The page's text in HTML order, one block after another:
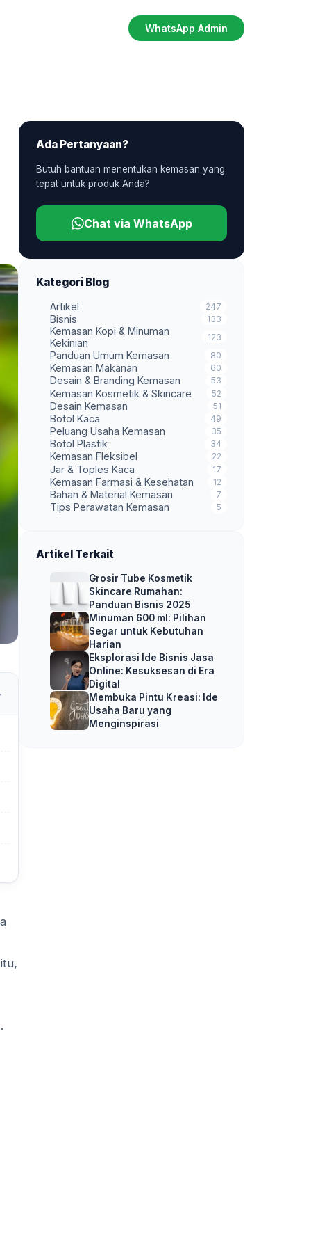
WhatsApp Admin
Ada Pertanyaan?
Butuh bantuan menentukan kemasan yang
tepat untuk produk Anda?
Chat via WhatsApp
Kategori Blog
Artikel 247
Bisnis 133
Kemasan Kopi & Minuman
Kekinian
123
Panduan Umum Kemasan 80
Kemasan Makanan 60
Desain & Branding Kemasan 53
Kemasan Kosmetik & Skincare 52
Desain Kemasan 51
Botol Kaca 49
Peluang Usaha Kemasan 35
Botol Plastik 34
Kemasan Fleksibel 22
Jar & Toples Kaca 17
Kemasan Farmasi & Kesehatan 12
Bahan & Material Kemasan 7
Tips Perawatan Kemasan 5
Artikel Terkait
Grosir Tube Kosmetik
Skincare Rumahan:
Panduan Bisnis 2025
Minuman 600 ml: Pilihan
Segar untuk Kebutuhan
Harian
Eksplorasi Ide Bisnis Jasa
Online: Kesuksesan di Era
Digital
Membuka Pintu Kreasi: Ide
Usaha Baru yang
Menginspirasi